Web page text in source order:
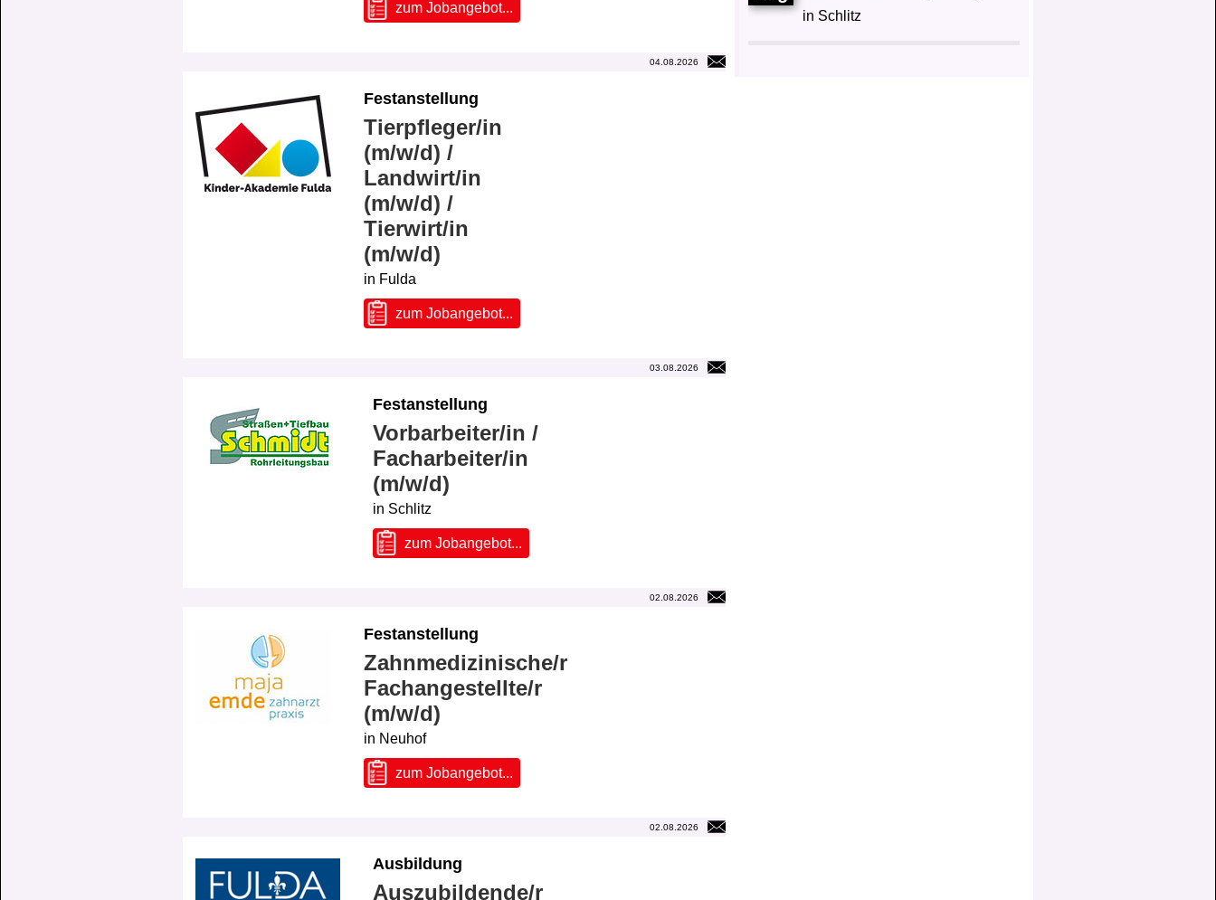
zum Jobangebot...
04.08.2026
Festanstellung
Tierpfleger/in
(m/w/d) /
Landwirt/in
(m/w/d) /
Tierwirt/in
(m/w/d)
in Fulda
zum Jobangebot...
03.08.2026
Festanstellung
Vorbarbeiter/in /
Facharbeiter/in
(m/w/d)
in Schlitz
zum Jobangebot...
02.08.2026
Festanstellung
Zahnmedizinische/r
Fachangestellte/r
(m/w/d)
in Neuhof
zum Jobangebot...
02.08.2026
Ausbildung
Auszubildende/r
in Schlitz